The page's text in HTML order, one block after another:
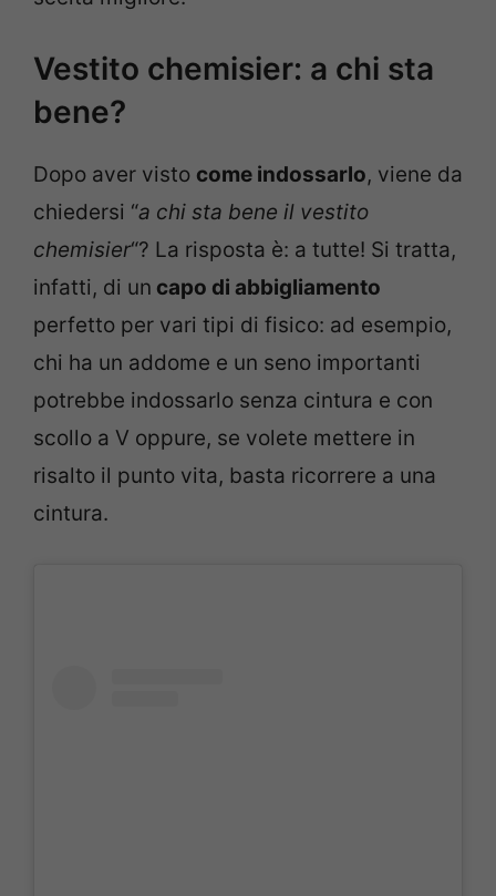
Vestito chemisier: a chi sta
bene?
Dopo aver visto come indossarlo, viene da
chiedersi “a chi sta bene il vestito
chemisier“? La risposta è: a tutte! Si tratta,
infatti, di un capo di abbigliamento
perfetto per vari tipi di fisico: ad esempio,
chi ha un addome e un seno importanti
potrebbe indossarlo senza cintura e con
scollo a V oppure, se volete mettere in
risalto il punto vita, basta ricorrere a una
cintura.